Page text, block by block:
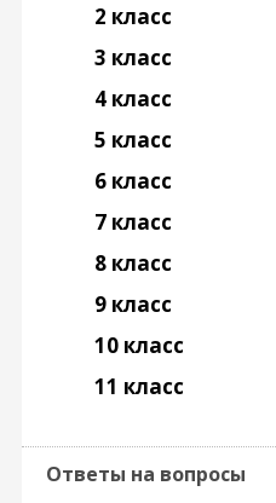
2 класс
3 класс
4 класс
5 класс
6 класс
7 класс
8 класс
9 класс
10 класс
11 класс
Ответы на вопросы